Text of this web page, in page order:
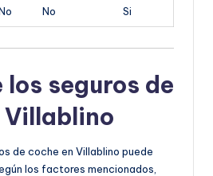
No Si
los seguros de
Villablino
de coche en Villablino puede
los factores mencionados,